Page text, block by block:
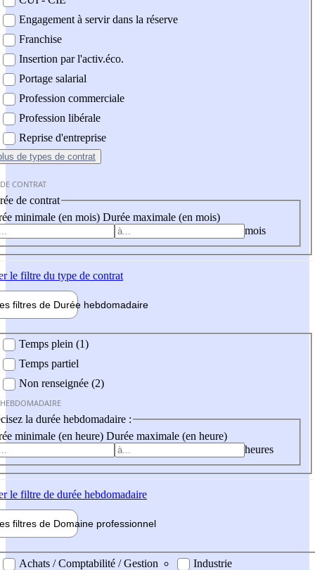
Engagement à servir dans la réserve
Franchise
Insertion par l'activ.éco.
Portage salarial
Profession commerciale
Profession libérale
Reprise d'entreprise
de types de contrat
CONTRAT
de contrat
minimale (en mois) Durée maximale (en mois)
mois
le filtre du type de contrat
filtres de Durée hebdomadaire
Temps plein (1)
Temps partiel
Non renseignée (2)
la durée hebdomadaire :
minimale (en heure) Durée maximale (en heure)
heures
le filtre de durée hebdomadaire
filtres de Domaine professionnel
professionel
Achats / Comptabilité / Gestion
Industrie